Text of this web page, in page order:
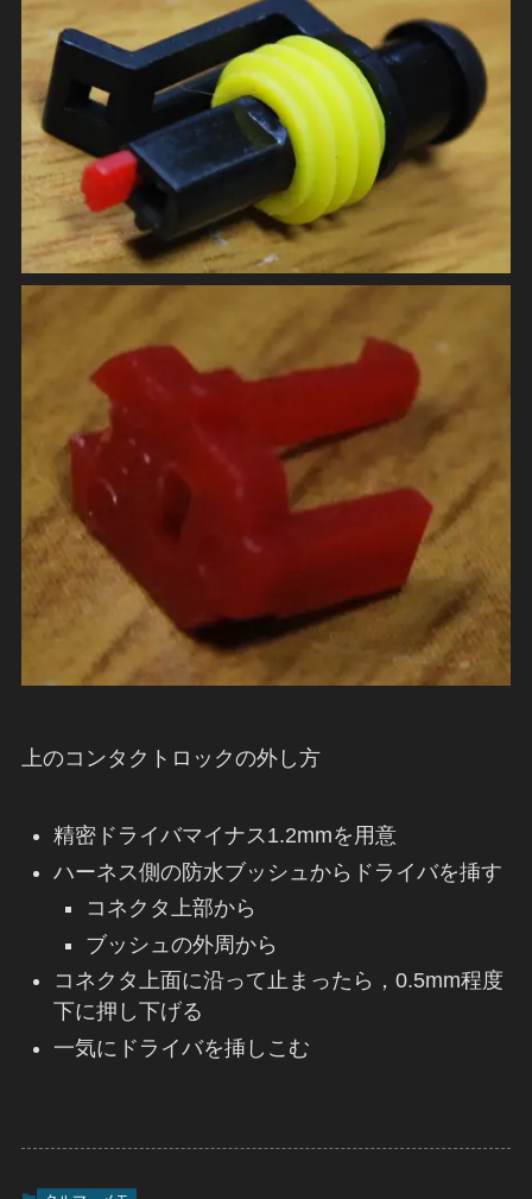
上のコンタクトロックの外し方
精密ドライバマイナス1.2mmを用意
ハーネス側の防水ブッシュからドライバを挿す
コネクタ上部から
ブッシュの外周から
コネクタ上面に沿って止まったら，0.5mm程度
下に押し下げる
一気にドライバを挿しこむ